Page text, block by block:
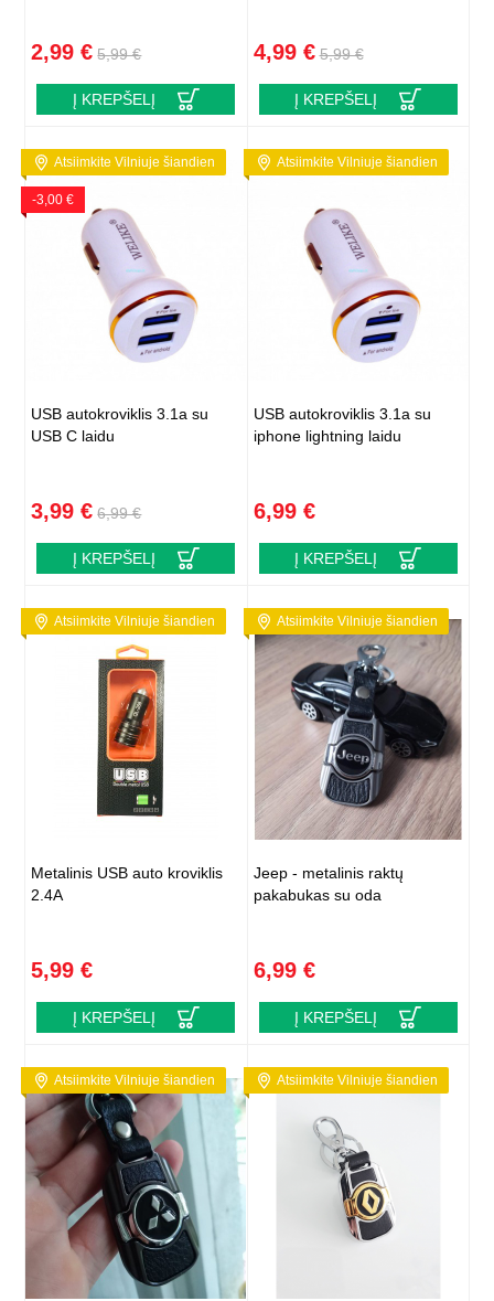
2,99 € 5,99 €
Į KREPŠELĮ
4,99 € 5,99 €
Į KREPŠELĮ
Atsiimkite Vilniuje šiandien
-3,00 €
USB autokroviklis 3.1a su
USB C laidu
3,99 € 6,99 €
Į KREPŠELĮ
Atsiimkite Vilniuje šiandien
USB autokroviklis 3.1a su
iphone lightning laidu
6,99 €
Į KREPŠELĮ
Atsiimkite Vilniuje šiandien
Metalinis USB auto kroviklis
2.4A
5,99 €
Į KREPŠELĮ
Atsiimkite Vilniuje šiandien
Jeep - metalinis raktų
pakabukas su oda
6,99 €
Į KREPŠELĮ
Atsiimkite Vilniuje šiandien Atsiimkite Vilniuje šiandien